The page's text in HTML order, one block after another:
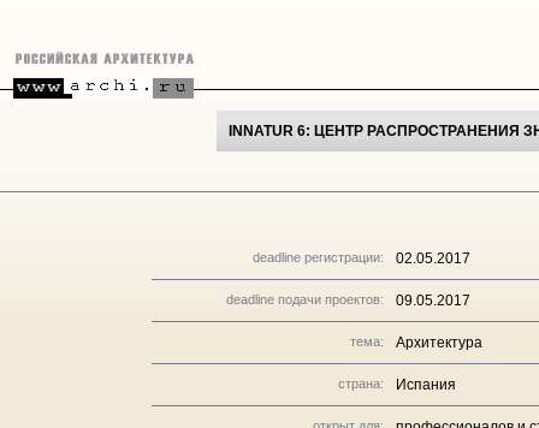
INNATUR 6: ЦЕНТР РАСПРОСТРАНЕНИЯ
deadline регистрации: 02.05.2017
deadline подачи проектов: 09.05.2017
тема: Архитектура
страна: Испания